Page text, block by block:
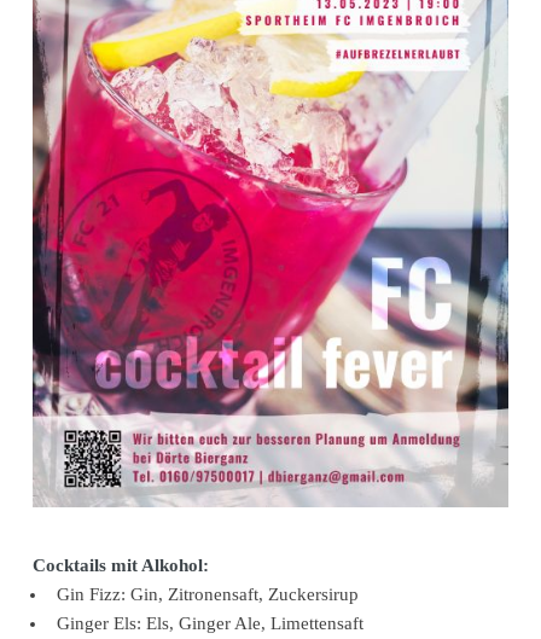
Cocktails mit Alkohol:
Gin Fizz: Gin, Zitronensaft, Zuckersirup
Ginger Els: Els, Ginger Ale, Limettensaft